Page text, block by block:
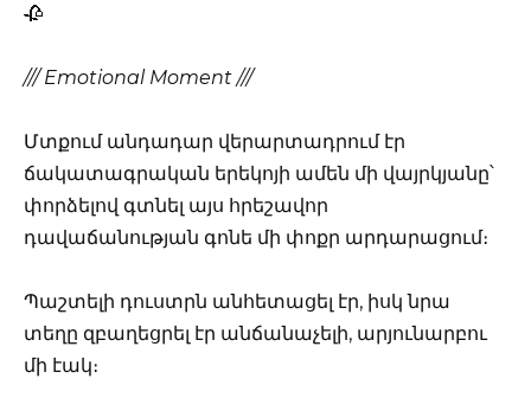
🥀
/// Emotional Moment ///
Մտքում անդադար վերարտադրում էր
ճակատագրական երեկոյի ամեն մի վայրկյանը՝
փորձելով գտնել այս հրեշավոր
դավաճանության գոնե մի փոքր արդարացում։
Պաշտելի դուստրն անհետացել էր, իսկ նրա
տեղը զբաղեցրել էր անճանաչելի, արյունարբու
մի էակ։